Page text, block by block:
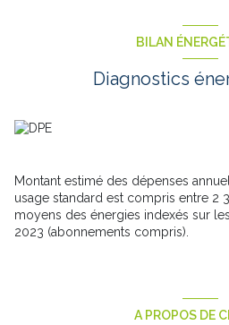
Cette maison séduira par sa
Les informations sur les risques
sont disponibles sur le site
À découvrir sans tarder !
BILAN
Diagnostics
Montant estimé des dépenses
usage standard est compris entre 2
moyens des énergies indexés sur
2023 (abonnements compris).
A PROPOS DE